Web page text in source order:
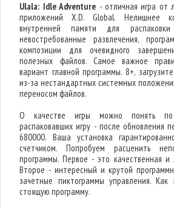
Ulala: Idle Adventure - отличная игра от
приложений X.D. Global. Нелишнее
внутренней памяти для
невостребованные развлечения,
композиции для очевидного
полезных файлов. Самое важное
вариант главной программы. 8+,
из-за нестандартных системных
переносом файлов.
О качестве игры можно понять по
распаковавших игру - после обновления
680000. Ваша установка
счетчиком. Попробуем расценить
программы. Первое - это качественная и
Второе - интересный и крутой
зачетные пиктограммы управления.
стоящую программу.